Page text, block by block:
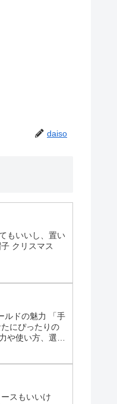
daiso
もいいし、置い
クリスマス
ルドの魅力 「手
にぴったりの
や使い方、選び
スもいいけ